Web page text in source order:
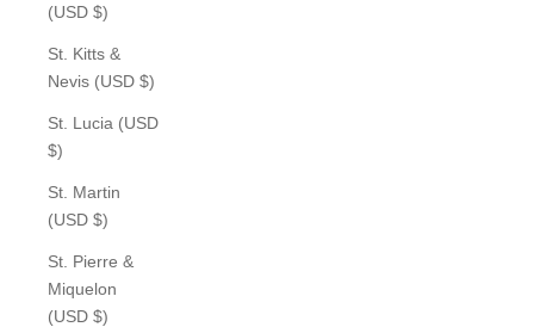
(USD $)
St. Kitts &
Nevis (USD $)
St. Lucia (USD
$)
St. Martin
(USD $)
St. Pierre &
Miquelon
(USD $)